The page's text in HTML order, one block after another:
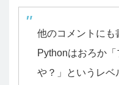
他のコメントにも
Pythonはおろか
や？」というレベ